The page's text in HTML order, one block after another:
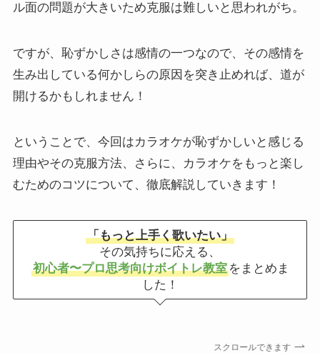
ル面の問題が大きいため克服は難しいと思われがち。
ですが、恥ずかしさは感情の一つなので、その感情を
生み出している何かしらの原因を突き止めれば、道が
開けるかもしれません！
ということで、今回はカラオケが恥ずかしいと感じる
理由やその克服方法、さらに、カラオケをもっと楽し
むためのコツについて、徹底解説していきます！
「もっと上手く歌いたい」
その気持ちに応える、
初心者〜プロ思考向けボイトレ教室をまとめま
した！
スクロールできます